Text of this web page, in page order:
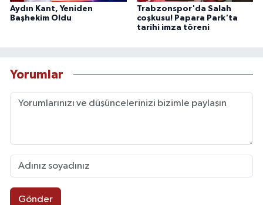
Aydın Kant, Yeniden
Başhekim Oldu
Trabzonspor'da Salah
coşkusu! Papara Park'ta
tarihi imza töreni
Yorumlar
Gönder